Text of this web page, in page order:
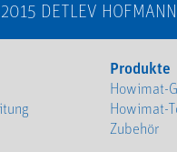
DETLEV
Produkte
Howimat-
Howimat-
Zubehör